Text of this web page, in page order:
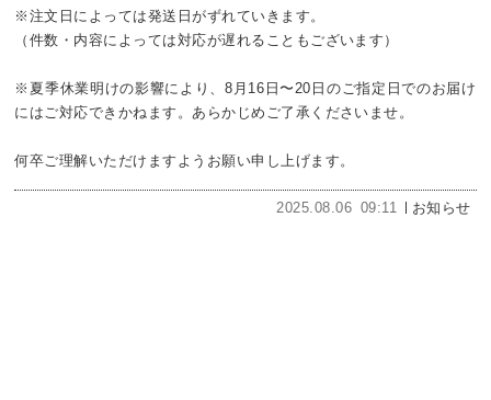
※注文日によっては発送日がずれていきます。
（件数・内容によっては対応が遅れることもございます）
※夏季休業明けの影響により、8月16日〜20日のご指定日でのお届け
にはご対応できかねます。あらかじめご了承くださいませ。
何卒ご理解いただけますようお願い申し上げます。
2025.08.06 09:11 お知らせ